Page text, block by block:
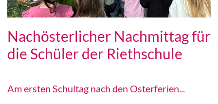
Nachösterlicher Nachmittag für
die Schüler der Riethschule
Am ersten Schultag nach den Osterferien...